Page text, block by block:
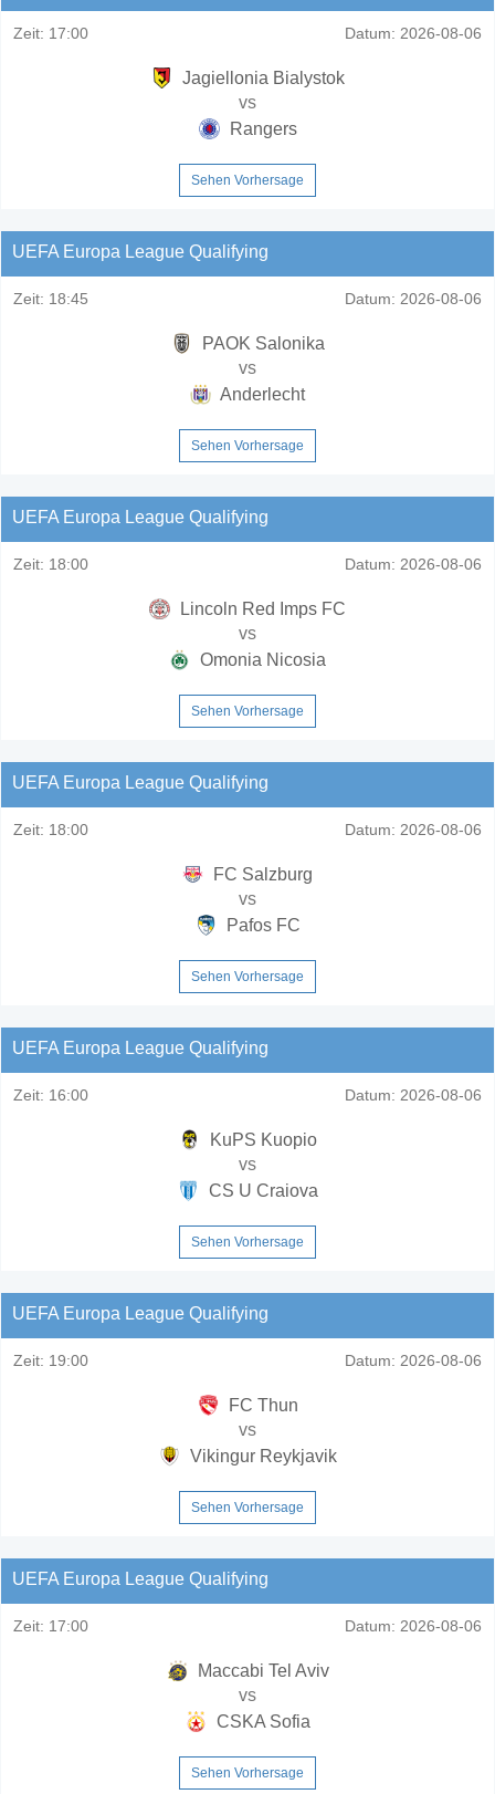
Zeit: 17:00 Datum: 2026-08-06
Jagiellonia Bialystok
vs
Rangers
Sehen Vorhersage
UEFA Europa League Qualifying
Zeit: 18:45 Datum: 2026-08-06
PAOK Salonika
vs
Anderlecht
Sehen Vorhersage
UEFA Europa League Qualifying
Zeit: 18:00 Datum: 2026-08-06
Lincoln Red Imps FC
vs
Omonia Nicosia
Sehen Vorhersage
UEFA Europa League Qualifying
Zeit: 18:00 Datum: 2026-08-06
FC Salzburg
vs
Pafos FC
Sehen Vorhersage
UEFA Europa League Qualifying
Zeit: 16:00 Datum: 2026-08-06
KuPS Kuopio
vs
CS U Craiova
Sehen Vorhersage
UEFA Europa League Qualifying
Zeit: 19:00 Datum: 2026-08-06
FC Thun
vs
Vikingur Reykjavik
Sehen Vorhersage
UEFA Europa League Qualifying
Zeit: 17:00 Datum: 2026-08-06
Maccabi Tel Aviv
vs
CSKA Sofia
Sehen Vorhersage